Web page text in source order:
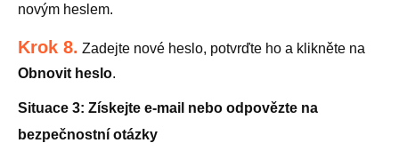
novým heslem.
Krok 8. Zadejte nové heslo, potvrďte ho a klikněte na
Obnovit heslo.
Situace 3: Získejte e-mail nebo odpovězte na
bezpečnostní otázky